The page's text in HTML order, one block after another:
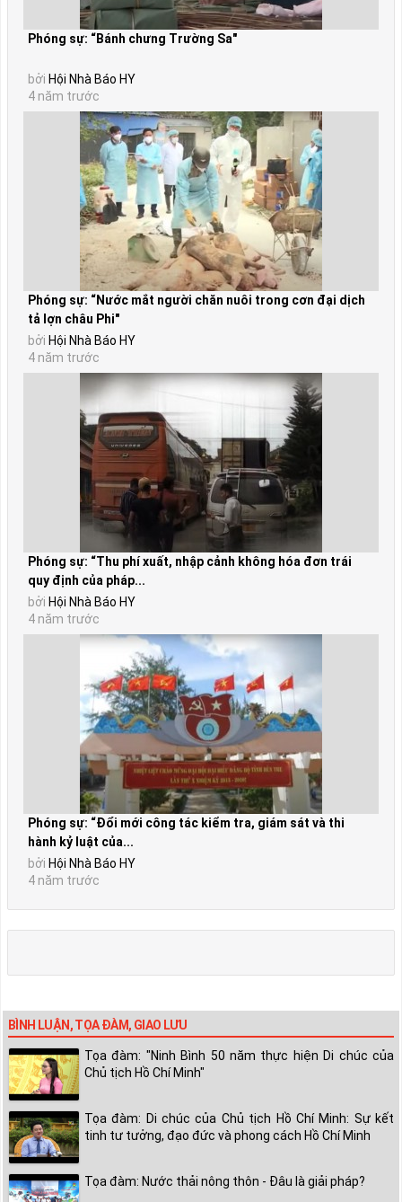
Phóng sự: “Bánh chưng Trường Sa"
bởi Hội Nhà Báo HY
4 năm trước
Phóng sự: “Nước mắt người chăn nuôi trong cơn đại dịch
tả lợn châu Phi"
bởi Hội Nhà Báo HY
4 năm trước
Phóng sự: “Thu phí xuất, nhập cảnh không hóa đơn trái
quy định của pháp...
bởi Hội Nhà Báo HY
4 năm trước
Phóng sự: “Đổi mới công tác kiểm tra, giám sát và thi
hành kỷ luật của...
bởi Hội Nhà Báo HY
4 năm trước
BÌNH LUẬN, TỌA ĐÀM, GIAO LƯU
Tọa đàm: "Ninh Bình 50 năm thực hiện Di chúc của
Chủ tịch Hồ Chí Minh"
Tọa đàm: Di chúc của Chủ tịch Hồ Chí Minh: Sự kết
tinh tư tưởng, đạo đức và phong cách Hồ Chí Minh
Tọa đàm: Nước thải nông thôn - Đâu là giải pháp?